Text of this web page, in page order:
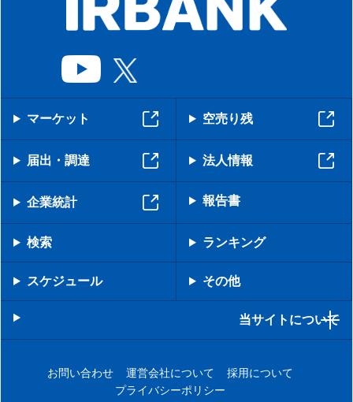
マーケット 空売り残
届出・調達 法人情報
企業統計 報告書
検索 ランキング
スケジュール その他
当サイトについて
お問い合わせ 運営会社について
採用について
プライバシーポリシー